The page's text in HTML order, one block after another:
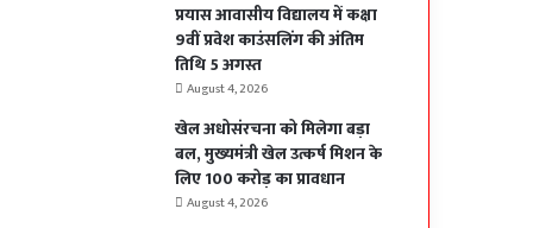
प्रयास आवासीय विद्यालय में कक्षा
9वीं प्रवेश काउंसलिंग की अंतिम
तिथि 5 अगस्त
August 4, 2026
खेल अधोसंरचना को मिलेगा बड़ा
बल, मुख्यमंत्री खेल उत्कर्ष मिशन के
लिए 100 करोड़ का प्रावधान
August 4, 2026